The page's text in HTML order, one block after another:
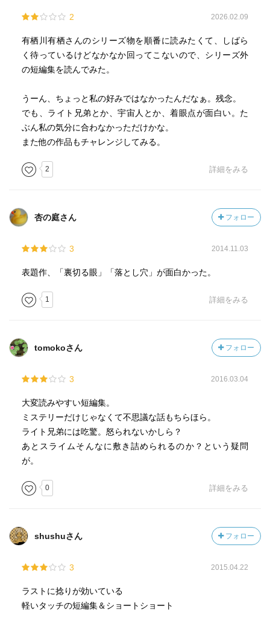
2 2026.02.09
有栖川有栖さんのシリーズ物を順番に読みたくて、しばら
く待っているけどなかなか回ってこないので、シリーズ外
の短編集を読んでみた。
うーん、ちょっと私の好みではなかったんだなぁ。残念。
でも、ライト兄弟とか、宇宙人とか、着眼点が面白い。た
ぶん私の気分に合わなかっただけかな。
また他の作品もチャレンジしてみる。
2 詳細をみる
杏の庭さん フォロー
3 2014.11.03
表題作、「裏切る眼」「落とし穴」が面白かった。
1 詳細をみる
tomokoさん フォロー
3 2016.03.04
大変読みやすい短編集。
ミステリーだけじゃなくて不思議な話もちらほら。
ライト兄弟には吃驚。怒られないかしら？
あとスライムそんなに敷き詰められるのか？という疑問
が。
0 詳細をみる
shushuさん フォロー
3 2015.04.22
ラストに捻りが効いている
軽いタッチの短編集＆ショートショート